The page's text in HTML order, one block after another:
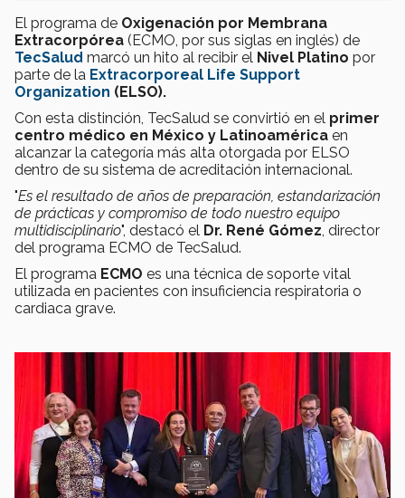
El programa de Oxigenación por Membrana
Extracorpórea (ECMO, por sus siglas en inglés) de
TecSalud marcó un hito al recibir el Nivel Platino por
parte de la Extracorporeal Life Support
Organization (ELSO).
Con esta distinción, TecSalud se convirtió en el primer
centro médico en México y Latinoamérica en
alcanzar la categoría más alta otorgada por ELSO
dentro de su sistema de acreditación internacional.
"Es el resultado de años de preparación, estandarización
de prácticas y compromiso de todo nuestro equipo
multidisciplinario", destacó el Dr. René Gómez , director
del programa ECMO de TecSalud.
El programa ECMO es una técnica de soporte vital
utilizada en pacientes con insuficiencia respiratoria o
cardiaca grave.